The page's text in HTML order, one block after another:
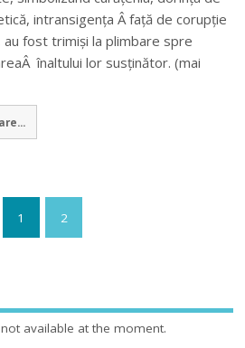
intransigența Â față de corupție
au fost trimiși la plimbare spre
înaltului lor susținător. (mai
1 2
available at the moment.